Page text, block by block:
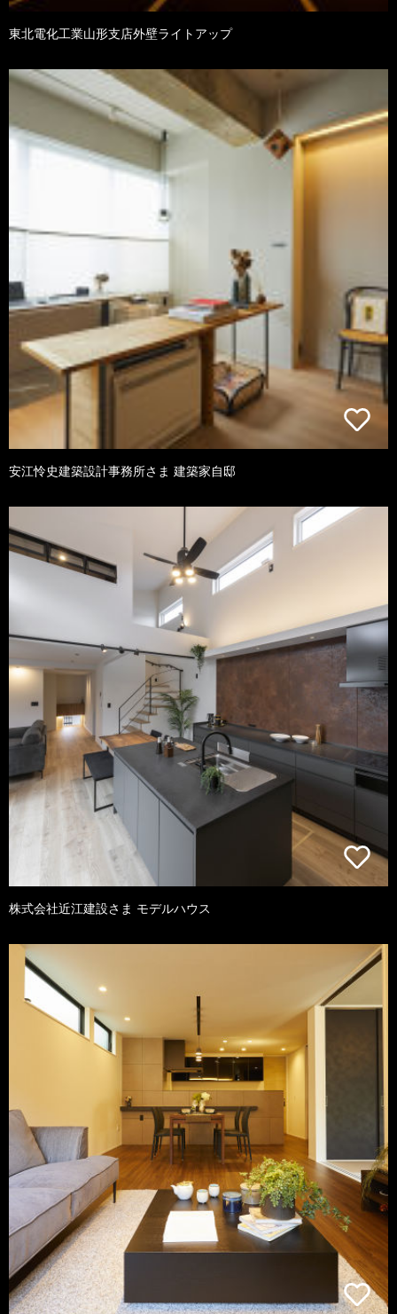
東北電化工業山形支店外壁ライトアップ
安江怜史建築設計事務所さま 建築家自邸
株式会社近江建設さま モデルハウス